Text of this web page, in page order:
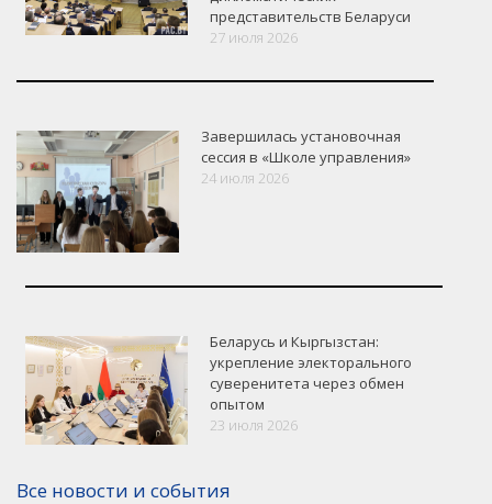
Версия для печати
представительств Беларуси
27 июля 2026
Завершилась установочная
сессия в «Школе управления»
24 июля 2026
Беларусь и Кыргызстан:
укрепление электорального
суверенитета через обмен
опытом
23 июля 2026
Все новости и события